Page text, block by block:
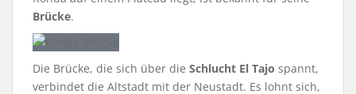
Brücke.
Die Brücke, die sich über die Schlucht El Tajo spannt,
verbindet die Altstadt mit der Neustadt. Es lohnt sich,